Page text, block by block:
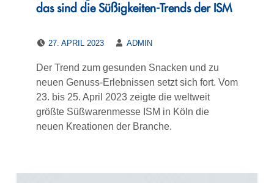
das sind die Süßigkeiten-Trends der ISM
27. APRIL 2023
ADMIN
Der Trend zum gesunden Snacken und zu
neuen Genuss-Erlebnissen setzt sich fort. Vom
23. bis 25. April 2023 zeigte die weltweit
größte Süßwarenmesse ISM in Köln die
neuen Kreationen der Branche.